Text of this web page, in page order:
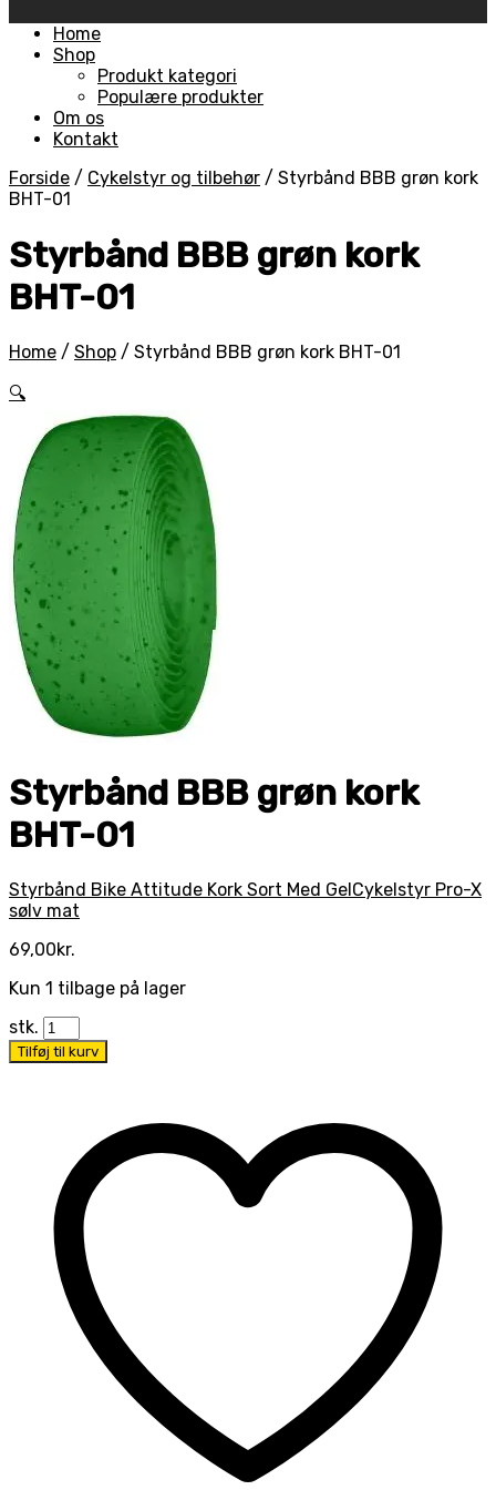
Skip
Home
Shop
Produkt kategori
Populære produkter
Om os
Kontakt
Forside / Cykelstyr og tilbehør / Styrbånd BBB grøn kork
BHT-01
Styrbånd BBB grøn kork
BHT-01
Home / Shop / Styrbånd BBB grøn kork BHT-01
🔍
Styrbånd BBB grøn kork
BHT-01
Styrbånd Bike Attitude Kork Sort Med GelCykelstyr Pro-X
sølv mat
69,00kr.
Kun 1 tilbage på lager
stk.
Tilføj til kurv